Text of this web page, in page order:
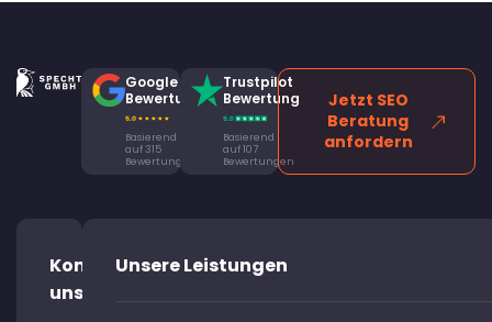
Google
Bewertung
Basierend
auf 315
Bewertungen
Trustpilot
Bewertung
Basierend
auf 107
Bewertungen
Jetzt SEO
Beratung
anfordern
Kontaktiere
uns!
Unsere Leistungen